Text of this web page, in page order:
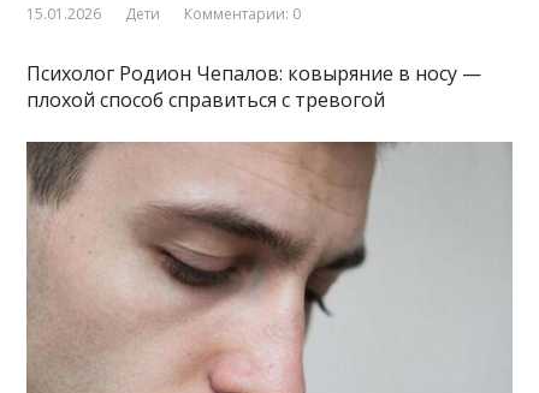
15.01.2026 Дети Комментарии: 0
Психолог Родион Чепалов: ковыряние в носу —
плохой способ справиться с тревогой